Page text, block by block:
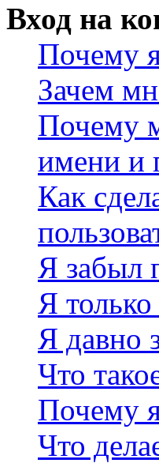
Вход на
Почему
Зачем
Почему
имени и
Как
Я забыл
Я
Я давно
Что
Почему
Что